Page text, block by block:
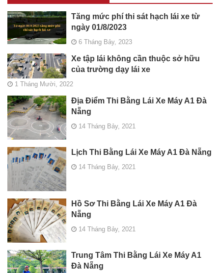
Tăng mức phí thi sát hạch lái xe từ
ngày 01/8/2023
6 Tháng Bảy, 2023
Xe tập lái không cần thuộc sở hữu
của trường dạy lái xe
1 Tháng Mười, 2022
Địa Điểm Thi Bằng Lái Xe Máy A1 Đà
Nẵng
14 Tháng Bảy, 2021
Lịch Thi Bằng Lái Xe Máy A1 Đà Nẵng
14 Tháng Bảy, 2021
Hồ Sơ Thi Bằng Lái Xe Máy A1 Đà
Nẵng
14 Tháng Bảy, 2021
Trung Tâm Thi Bằng Lái Xe Máy A1
Đà Nẵng